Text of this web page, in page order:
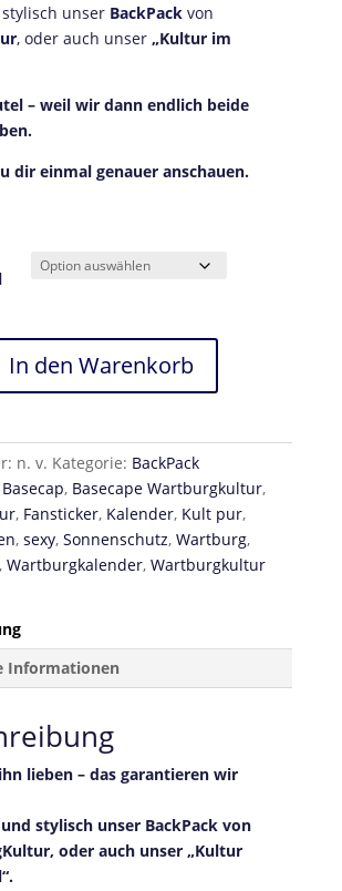
unser BackPackvon
, oder auch unser „Kultur im
– weil wir dann endlich beide
dir einmal genauer anschauen.
In den Warenkorb
n. v. Kategorie: BackPack
Basecap, Basecape Wartburgkultur,
, Fansticker, Kalender, Kult pur,
, sexy, Sonnenschutz, Wartburg,
, Wartburgkalender, Wartburgkultur
Informationen
lieben – das garantieren wir
stylisch unser BackPack von
oder auch unser „Kultur